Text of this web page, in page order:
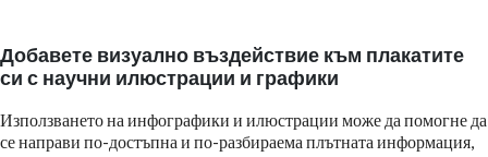
Добавете визуално въздействие към плакатите
си с научни илюстрации и графики
Използването на инфографики и илюстрации може да помогне да
се направи по-достъпна и по-разбираема плътната информация,